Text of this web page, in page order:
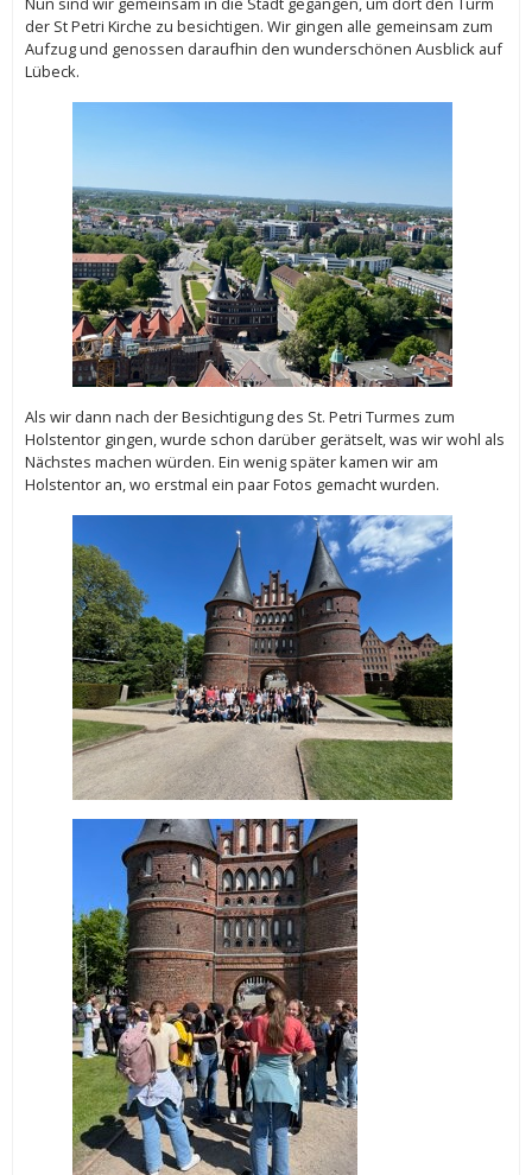
der St Petri Kirche zu besichtigen. Wir gingen alle gemeinsam zum
Aufzug und genossen daraufhin den wunderschönen Ausblick auf
Lübeck.
Als wir dann nach der Besichtigung des St. Petri Turmes zum
Holstentor gingen, wurde schon darüber gerätselt, was wir wohl als
Nächstes machen würden. Ein wenig später kamen wir am
Holstentor an, wo erstmal ein paar Fotos gemacht wurden.